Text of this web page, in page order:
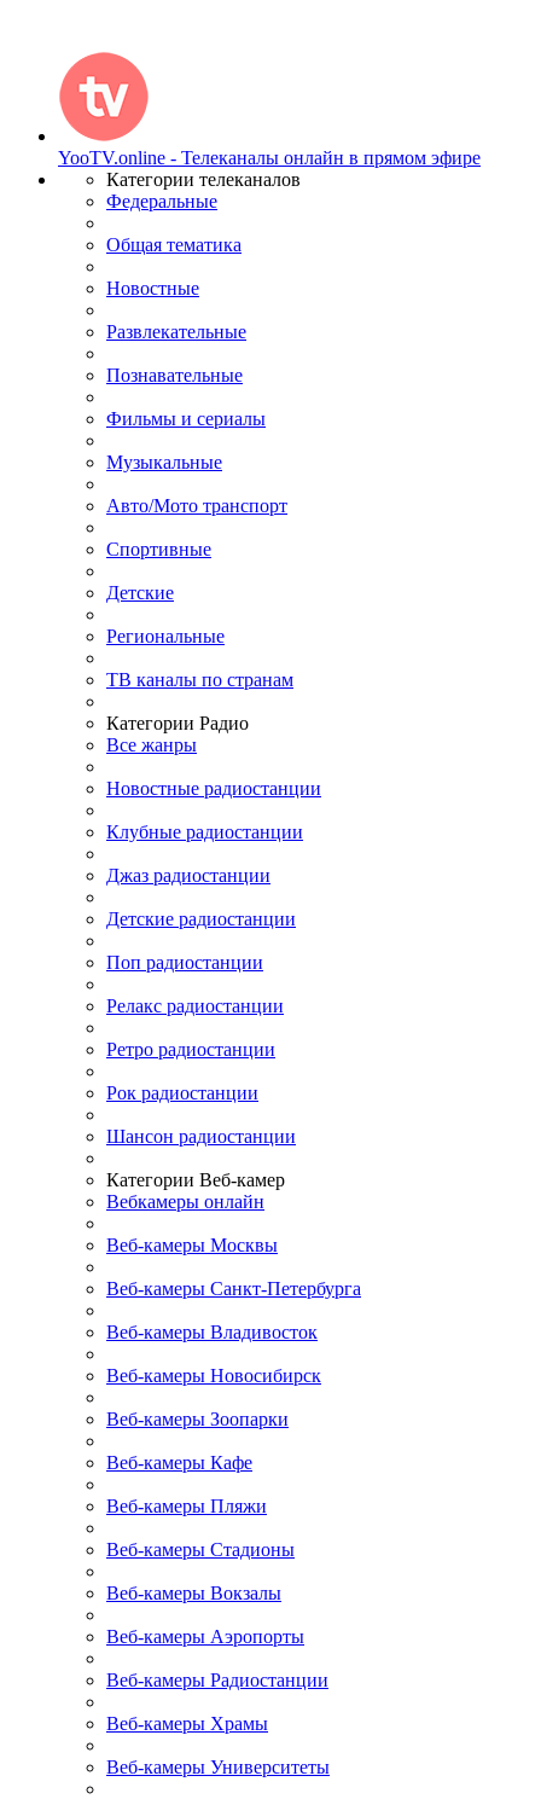
YooTV.online - Телеканалы онлайн в прямом эфире
Категории телеканалов
Федеральные
Общая тематика
Новостные
Развлекательные
Познавательные
Фильмы и сериалы
Музыкальные
Авто/Мото транспорт
Спортивные
Детские
Региональные
ТВ каналы по странам
Категории Радио
Все жанры
Новостные радиостанции
Клубные радиостанции
Джаз радиостанции
Детские радиостанции
Поп радиостанции
Релакс радиостанции
Ретро радиостанции
Рок радиостанции
Шансон радиостанции
Категории Веб-камер
Вебкамеры онлайн
Веб-камеры Москвы
Веб-камеры Санкт-Петербурга
Веб-камеры Владивосток
Веб-камеры Новосибирск
Веб-камеры Зоопарки
Веб-камеры Кафе
Веб-камеры Пляжи
Веб-камеры Стадионы
Веб-камеры Вокзалы
Веб-камеры Аэропорты
Веб-камеры Радиостанции
Веб-камеры Храмы
Веб-камеры Университеты